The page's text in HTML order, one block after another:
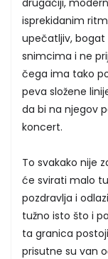
isprekidanim
upečatljiv, bogat
snimcima i ne
čega ima tako
peva složene
da bi na njegov
koncert.
To svakako nije
će svirati malo
pozdravlja i
tužno isto što i
ta granica
prisutne su van